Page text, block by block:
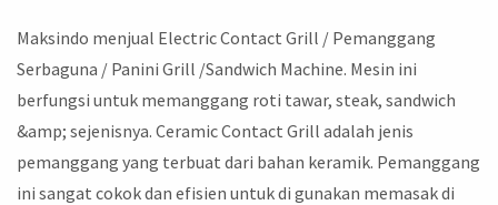
Maksindo menjual Electric Contact Grill / Pemanggang
Serbaguna / Panini Grill /Sandwich Machine. Mesin ini
berfungsi untuk memanggang roti tawar, steak, sandwich
&amp; sejenisnya. Ceramic Contact Grill adalah jenis
pemanggang yang terbuat dari bahan keramik. Pemanggang
ini sangat cokok dan efisien untuk di gunakan memasak di